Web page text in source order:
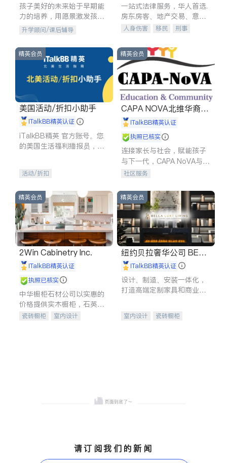
孩子美好的未来始于早期能
力的培养，用愿景激发孩子
的学习潜力和动力。理念：
拥有成长型心态是成功的基
石。
升学顾问/课后辅导
一站式法律服务，华人首选.
房东房客、地产交易、意外
伤害、车祸重伤、商业诉
建筑合同、刑事案件全包办
人身伤害 移民
刑事
信托/遗嘱
商业
索赔
律师-其它 保释
精英会员
美国活动/折扣小助手
iTalkBB精英认证
iTalkBB精英 官方账号。您
的美国生活福利播报员，精
专属福利。
活动/折扣
精英会员
CAPA NOVA北维华裔家
长会iTalkBB精英认证
执照已核实
连接家长与社会，赋能孩子
与下一代，CAPA NoVA与您
携手建设包容、公平、充满
社区服务
精英会员
2Win Cabinetry Inc.
iTalkBB精英认证
执照已核实
中华橱柜石材公司以实惠的
价格提供实木橱柜，石英石
台面，多种优质不锈钢水
瓷砖橱柜
室内设计
精英会员
纽约贝拉奢华公司 BELL
A LUXE
iTalkBB精英认证
设计、制造、安装一体化，
打造高端定制家具和商业空
室内设计
瓷砖橱柜
请订阅我们的新闻